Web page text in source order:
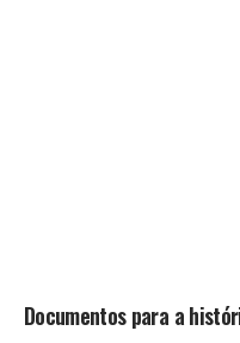
Documentos para a